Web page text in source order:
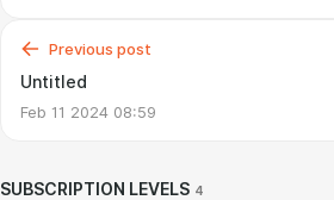
Previous post
Untitled
Feb 11 2024 08:59
SUBSCRIPTION LEVELS 4